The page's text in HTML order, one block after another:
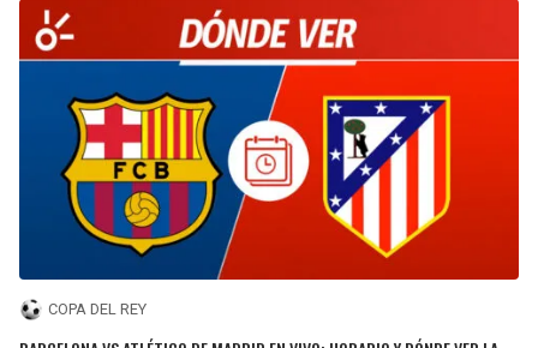
COPA DEL REY